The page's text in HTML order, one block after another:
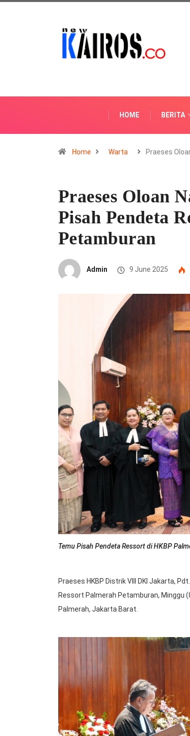
HOME BERITA
Home Warta Praeses
Praeses Oloan
Pisah Pendeta
Petamburan
Admin 9 June 2025
Temu Pisah Pendeta Ressort di HKBP
Praeses HKBP Distrik VIII DKI Jakarta,
Ressort Palmerah Petamburan, Minggu
Palmerah, Jakarta Barat.